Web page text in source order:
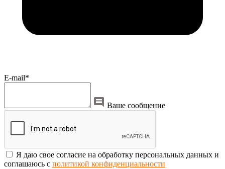
E-mail*
Ваше сообщение
Я даю свое согласие на обработку персональных данных и
соглашаюсь с политикой конфиденциальности